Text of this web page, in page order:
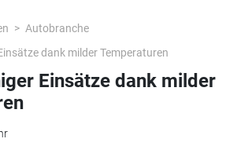
Autobranche
dank milder Temperaturen
Einsätze dank milder